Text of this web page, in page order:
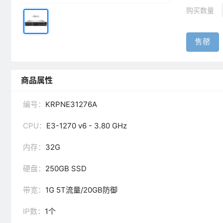
购买数量
售罄
商品属性
编号： KRPNE31276A
CPU： E3-1270 v6 - 3.80 GHz
内存： 32G
硬盘： 250GB SSD
带宽： 1G 5T流量/20GB防御
IP数： 1个